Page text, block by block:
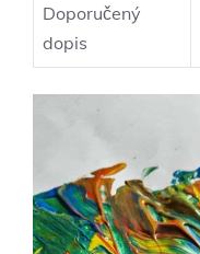
Doporučený
dopis